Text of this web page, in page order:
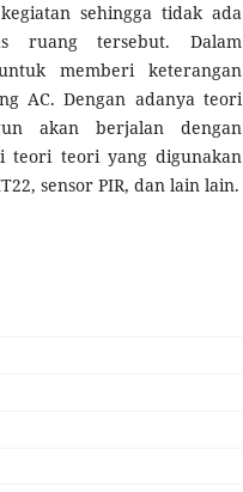
sehingga tidak ada
ruang tersebut. Dalam
memberi keterangan
AC. Dengan adanya teori
akan berjalan dengan
teori teori yang digunakan
sensor PIR, dan lain lain.